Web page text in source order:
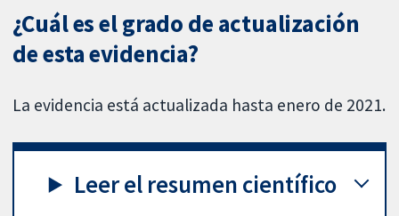
¿Cuál es el grado de actualización
de esta evidencia?
La evidencia está actualizada hasta enero de 2021.
Leer el resumen científico